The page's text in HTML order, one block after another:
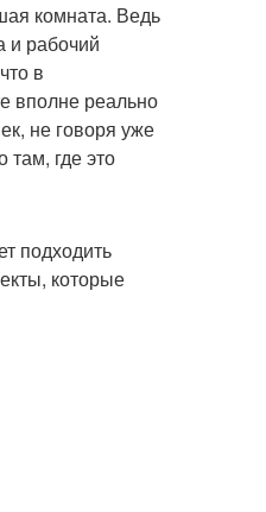
комната. Ведь
и рабочий
в
вполне реально
не говоря уже
там, где это
подходить
которые